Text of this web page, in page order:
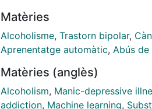
the factors associated with
We recruited 508 individuals with
unit. Lifetime SUDs were defined
identify the presence of (i) any
(ii) alcohol use disorder (AUD) in
AUD co-occurrence with at least
Matèries
Alcoholisme, Trastorn bipolar,
Aprenentatge automàtic, Abús de
Matèries (anglès)
Alcoholism, Manic-depressive
addiction, Machine learning,